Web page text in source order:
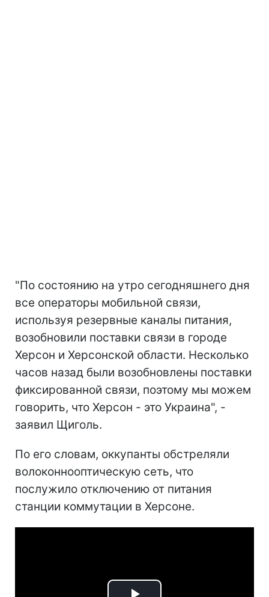
"По состоянию на утро сегодняшнего дня
все операторы мобильной связи,
используя резервные каналы питания,
возобновили поставки связи в городе
Херсон и Херсонской области. Несколько
часов назад были возобновлены поставки
фиксированной связи, поэтому мы можем
говорить, что Херсон - это Украина", -
заявил Щиголь.
По его словам, оккупанты обстреляли
волоконнооптическую сеть, что
послужило отключению от питания
станции коммутации в Херсоне.